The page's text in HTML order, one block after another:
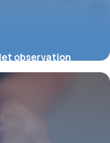
observation